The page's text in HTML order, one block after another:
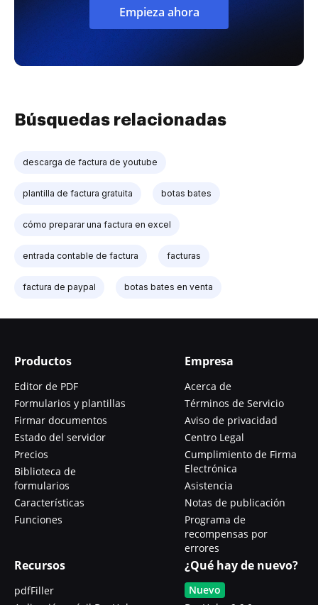
Empieza ahora
Búsquedas relacionadas
descarga de factura de youtube
plantilla de factura gratuita botas bates
cómo preparar una factura en excel
entrada contable de factura facturas
factura de paypal botas bates en venta
Productos
Editor de PDF
Formularios y plantillas
Firmar documentos
Estado del servidor
Precios
Biblioteca de
formularios
Características
Funciones
Empresa
Acerca de
Términos de Servicio
Aviso de privacidad
Centro Legal
Cumplimiento de Firma
Electrónica
Asistencia
Notas de publicación
Programa de
recompensas por
errores
Recursos
pdfFiller
¿Qué hay de nuevo?
Nuevo